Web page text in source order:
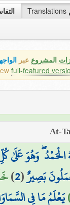
Translations
المشروع عبر
full-featured
الْحَمْدُ ۖ وَهُوَ
بَصِيرٌ(
2
)
يَعْلَمُ مَا فِي